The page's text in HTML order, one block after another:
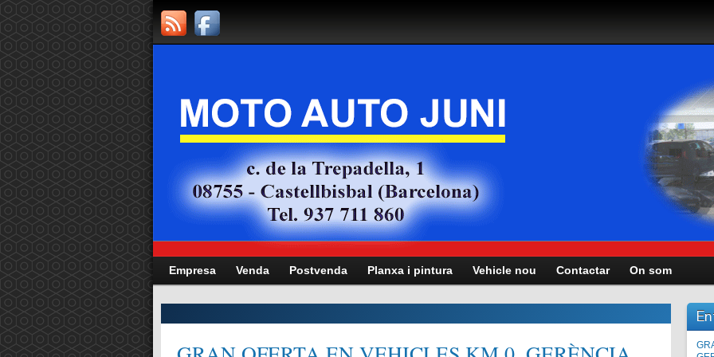
Empresa Venda Postvenda Planxa i pintura Vehicle nou Contactar On som